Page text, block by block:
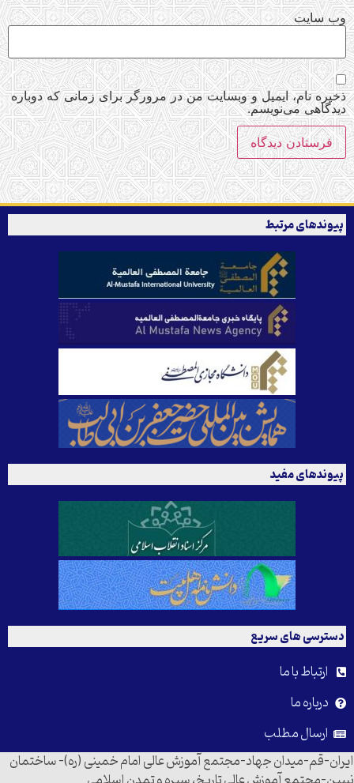
وب‌ سایت
ذخیره نام، ایمیل و وبسایت من در مرورگر برای زمانی که دوباره
دیدگاهی می‌نویسم.
پیوندهای مرتبط
پیوندهای مفید
دسترسی های سریع
ارتباط با ما
درباره ما
ارسال مطلب
ایران-قم-میدان جهاد-مجتمع آموزش عالی امام خمینی (ره)- ساختمان